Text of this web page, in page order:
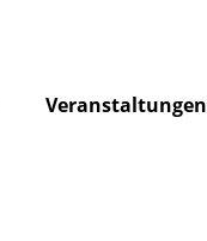
Veranstaltungen